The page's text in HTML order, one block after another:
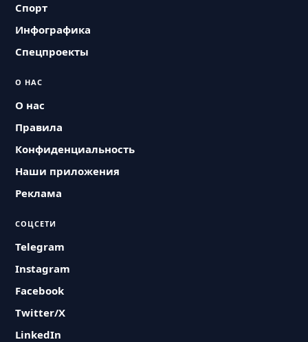
Спорт
Инфографика
Спецпроекты
О НАС
О нас
Правила
Конфиденциальность
Наши приложения
Реклама
СОЦСЕТИ
Telegram
Instagram
Facebook
Twitter/X
LinkedIn